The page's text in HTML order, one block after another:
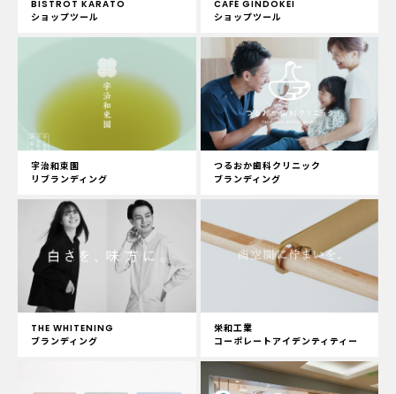
BISTROT KARATO
ショップツール
CAFÉ GINDOKEI
ショップツール
宇治和束園
リブランディング
つるおか歯科クリニック
ブランディング
THE WHITENING
ブランディング
栄和工業
コーポレートアイデンティティー